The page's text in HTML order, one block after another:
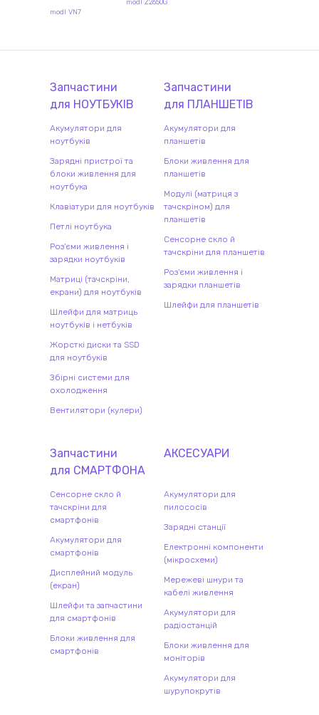
modl VN7
modl Z2650G
Запчастини
для НОУТБУКІВ
Акумулятори для
ноутбуків
Зарядні пристрої та
блоки живлення для
ноутбука
Клавіатури для ноутбуків
Петлі ноутбука
Роз'єми живлення і
зарядки ноутбуків
Матриці (тачскріни,
екрани) для ноутбуків
Шлейфи для матриць
ноутбуків і нетбуків
Жорсткі диски та SSD
для ноутбуків
Збірні системи для
охолодження
Вентилятори (кулери)
Запчастини
для ПЛАНШЕТІВ
Акумулятори для
планшетів
Блоки живлення для
планшетів
Модулі (матриця з
тачскріном) для
планшетів
Сенсорне скло й
тачскріни для планшетів
Роз'єми живлення і
зарядки планшетів
Шлейфи для планшетів
Запчастини
для СМАРТФОНА
Сенсорне скло й
тачскріни для
смартфонів
Акумулятори для
смартфонів
Дисплейний модуль
(екран)
Шлейфи та запчастини
для смартфонів
Блоки живлення для
смартфонів
АКСЕСУАРИ
Акумулятори для
пилососів
Зарядні станції
Електронні компоненти
(мікросхеми)
Мережеві шнури та
кабелі живлення
Акумулятори для
радіостанцій
Блоки живлення для
моніторів
Акумулятори для
шурупокрутів